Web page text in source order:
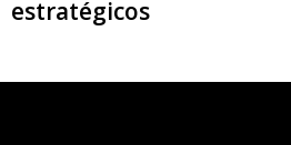
estratégicos